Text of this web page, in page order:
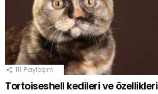
111 Paylaşım
Tortoiseshell kedileri ve özellikleri